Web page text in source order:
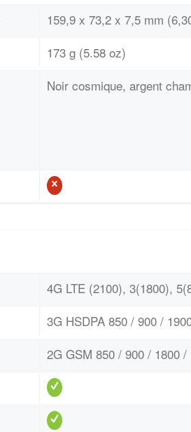
159,9 x 73,2 x 7,5 mm
173 g (5.58 oz)
Noir cosmique, argent
4G LTE (2100), 3(1800),
3G HSDPA 850 / 900 /
2G GSM 850 / 900 / 1800 /